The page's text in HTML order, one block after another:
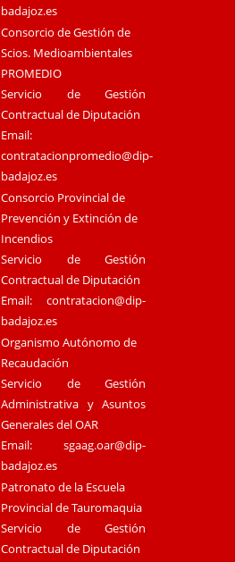
badajoz.es
Consorcio de Gestión de
Scios. Medioambientales
PROMEDIO
Servicio de Gestión
Contractual de Diputación
Email:
contratacionpromedio@dip-
badajoz.es
Consorcio Provincial de
Prevención y Extinción de
Incendios
Servicio de Gestión
Contractual de Diputación
Email:contratacion@dip-
badajoz.es
Organismo Autónomo de
Recaudación
Servicio de Gestión
Administrativa y Asuntos
Generales del OAR
Email:sgaag.oar@dip-
badajoz.es
Patronato de la Escuela
Provincial de Tauromaquia
Servicio de Gestión
Contractual de Diputación